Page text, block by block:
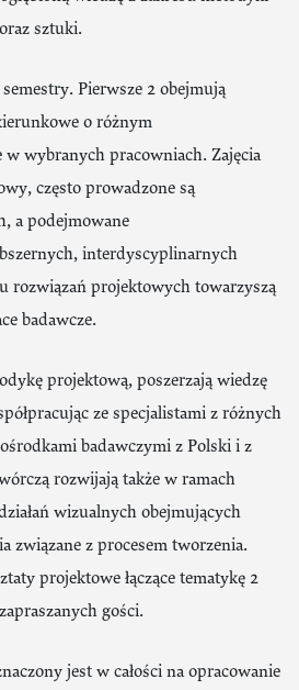
sztuki.
Pierwsze 2 obejmują
o różnym
w wybranych pracowniach. Zajęcia
często prowadzone są
a podejmowane
interdyscyplinarnych
rozwiązań projektowych towarzyszą
badawcze.
projektową, poszerzają wiedzę
ze specjalistami z różnych
badawczymi z Polski i z
rozwijają także w ramach
wizualnych obejmujących
związane z procesem tworzenia.
projektowe łączące tematykę 2
gości.
jest w całości na opracowanie